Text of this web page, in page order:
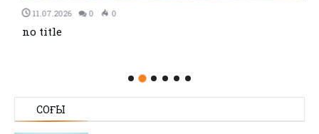
11.07.2026 0 0
no title
СОҢҒЫ